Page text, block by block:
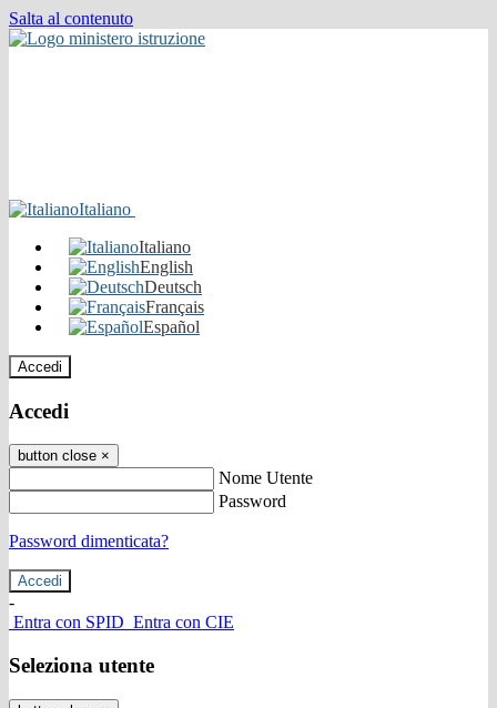
Salta al contenuto
Italiano
Italiano
English
Deutsch
Français
Español
Accedi
Accedi
button close ×
Nome Utente
Password
Password dimenticata?
-
Entra con SPID Entra con CIE
Seleziona utente